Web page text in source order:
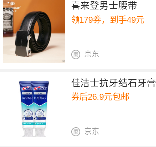
喜来登男士腰带
领179券，到手49元
京东
佳洁士抗牙结石牙膏
券后26.9元包邮
京东